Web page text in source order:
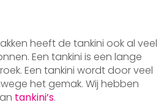
heeft de tankini ook al veel
Een tankini is een lange
Een tankini wordt door veel
het gemak. Wij hebben
tankini’s.